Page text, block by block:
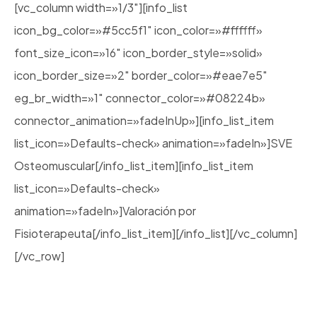
[vc_column width=»1/3″][info_list
icon_bg_color=»#5cc5f1″ icon_color=»#ffffff»
font_size_icon=»16″ icon_border_style=»solid»
icon_border_size=»2″ border_color=»#eae7e5″
eg_br_width=»1″ connector_color=»#08224b»
connector_animation=»fadeInUp»][info_list_item
list_icon=»Defaults-check» animation=»fadeIn»]SVE
Osteomuscular[/info_list_item][info_list_item
list_icon=»Defaults-check»
animation=»fadeIn»]Valoración por
Fisioterapeuta[/info_list_item][/info_list][/vc_column]
[/vc_row]